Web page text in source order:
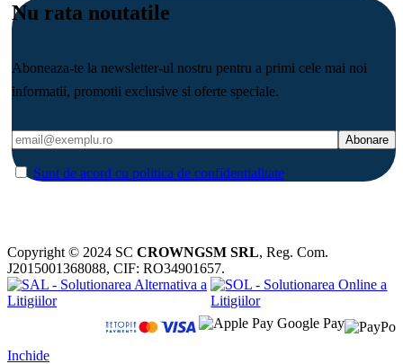
Nu rata noutatile
Aboneaza-te la newsletter-ul nostru pentru a primi cele mai noi
informatii, promotii exclusive si oferte speciale.
Sunt de acord cu politica de confidentialitate
Copyright © 2024 SC CROWNGSM SRL, Reg. Com.
J2015001368088, CIF: RO34901657.
Inchide